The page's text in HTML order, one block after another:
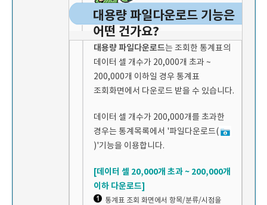
대용량 파일다운로드 기능은
어떤 건가요?
대용량 파일다운로드는 조회한 통계표의
데이터 셀 개수가 20,000개 초과 ~
200,000개 이하일 경우 통계표
조회화면에서 다운로드 받을 수 있습니다.
데이터 셀 개수가 200,000개를 초과한
경우는 통계목록에서 '파일다운로드(
)'기능을 이용합니다.
[데이터 셀 20,000개 초과 ~ 200,000개
이하 다운로드]
통계표 조회 화면에서 항목/분류/시점을